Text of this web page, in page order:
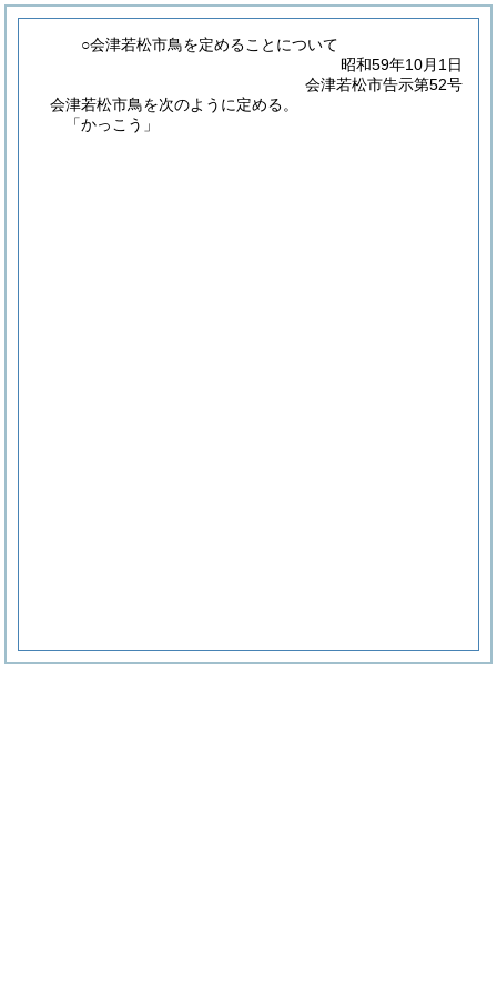
○会津若松市鳥を定めることについて
昭和59年10月1日
会津若松市告示第52号
会津若松市鳥を次のように定める。
「かっこう」